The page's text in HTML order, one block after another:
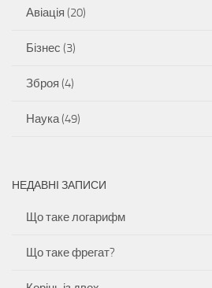
Авіація (20)
Бізнес (3)
Зброя (4)
Наука(49)
НЕДАВНІ ЗАПИСИ
Що таке логарифм
Що таке фрегат?